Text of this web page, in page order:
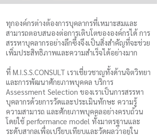
ทุกองค์กรต่างต้องการบุคลากรที่เหมาะสมและ
สามารถตอบสนองต่อการเติบโตขององค์กรได้ การ
สรรหาบุคลากรอย่างลึกซึ้งจึงเป็นสิ่งสำคัญที่จะช่วย
เพิ่มประสิทธิภาพและความสำเร็จได้อย่างมาก
ที่ M.I.S.S.CONSULT เราเชี่ยวชาญทั้งด้านจิตวิทยา
และการพัฒนาศักยภาพบุคคล บริการ
Assessment Selection ของเราเป็นการสรรหา
บุคลากรด้วยการวัดและประเมินทักษะ ความรู้
ความสามารถ และศักยภาพบุคคลอย่างครบถ้วน
โดยใช้ performance model ทั้งมาตรฐานและ
ระดับสากลเพื่อเปรียบเทียบและวัดผลว่าอยู่ใน